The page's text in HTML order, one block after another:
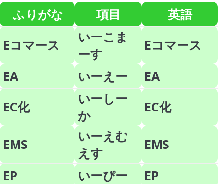
ふりがな 項目
英語
Eコマース
いーこま
ーす
Eコマース
EA
いーえー
EA
EC化
いーしー
か
EC化
EMS
いーえむ
えす
EMS
EP
いーぴー
EP